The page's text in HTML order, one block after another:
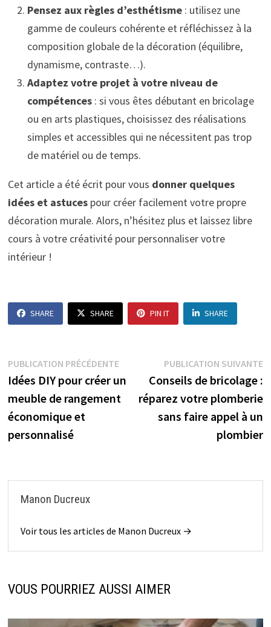
Pensez aux règles d’esthétisme: utilisez une
gamme de couleurs cohérente et réfléchissez à la
composition globale de la décoration (équilibre,
dynamisme, contraste…).
Adaptez votre projet à votre niveau de
compétences: si vous êtes débutant en bricolage
ou en arts plastiques, choisissez des réalisations
simples et accessibles qui ne nécessitent pas trop
de matériel ou de temps.
Cet article a été écrit pour vous donner quelques
idées et astucespour créer facilement votre propre
décoration murale. Alors, n’hésitez plus et laissez libre
cours à votre créativité pour personnaliser votre
intérieur !
SHARE SHARE PIN IT SHARE
Navigation
de
l’article
PUBLICATION PRÉCÉDENTEPublication
précédente :
Idées DIY pour créer un
meuble de rangement
économique et
personnalisé
PUBLICATION SUIVANTE
Conseils de bricolage :
réparez votre plomberie
sans faire appel à un
plombier
Manon Ducreux
Voir tous les articles de Manon Ducreux →
VOUS POURRIEZ AUSSI AIMER